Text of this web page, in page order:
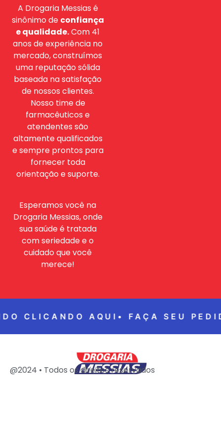
A Drogaria Messias é
sinônimo de confiança
e qualidade.Com 41
anos de experiência no
mercado, construímos
uma reputação sólida
baseada na satisfação
de nossos clientes.
Nosso time de
farmacêuticos e
atendentes são
altamente qualificados
e sempre prontos para
fornecer toda
orientação e suporte.
Esperamos você na
Drogaria Messias, onde
sua saúde é tratada
com seriedade e o
cuidado que você
merece!
CLICANDO AQUI• FAÇA SEU
@2024 • Todos os direitos reservados